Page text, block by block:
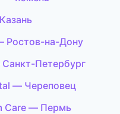
Ростов-на-Дону
Петербург
— Череповец
Care — Пермь